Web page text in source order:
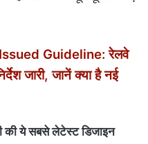
Guideline: रेलवे
जारी, जानें क्या है नई